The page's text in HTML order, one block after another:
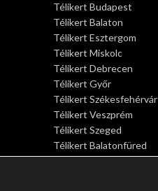
Télikert Budapest
Télikert Balaton
Télikert Esztergom
Télikert Miskolc
Télikert Debrecen
Télikert Győr
Télikert Székesfehérvár
Télikert Veszprém
Télikert Szeged
Télikert Balatonfüred
Télikert Siófok